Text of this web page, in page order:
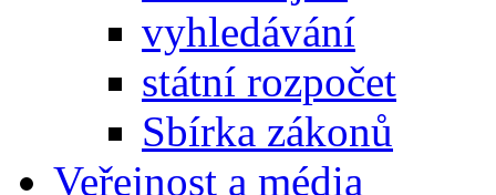
vyhledávání
státní rozpočet
Sbírka zákonů
Veřejnost a média